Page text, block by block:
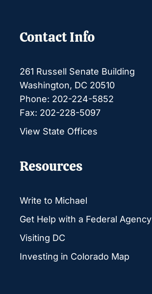
Contact Info
261 Russell Senate Building
Washington, DC 20510
Phone: 202-224-5852
Fax: 202-228-5097
View State Offices
Resources
Write to Michael
Get Help with a Federal Agency
Visiting DC
Investing in Colorado Map